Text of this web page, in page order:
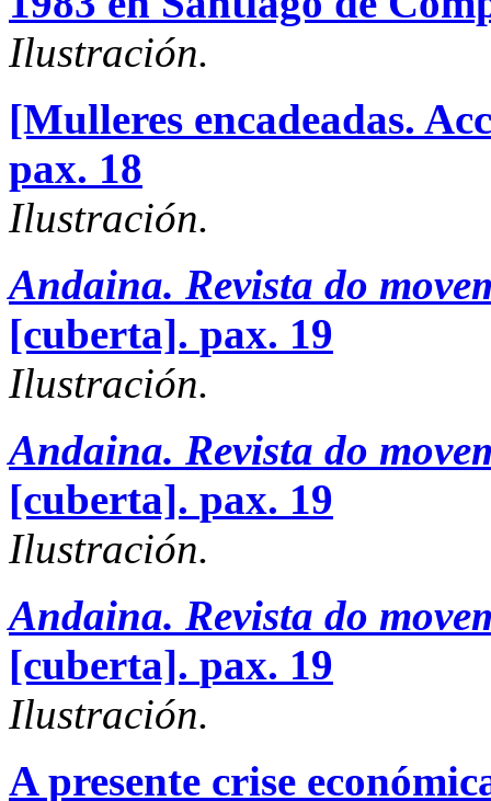
Ilustración.
[Mulleres encadeadas.
pax. 18
Ilustración.
Andaina. Revista do
[cuberta]. pax. 19
Ilustración.
Andaina. Revista do
[cuberta]. pax. 19
Ilustración.
Andaina. Revista do
[cuberta]. pax. 19
Ilustración.
A presente crise